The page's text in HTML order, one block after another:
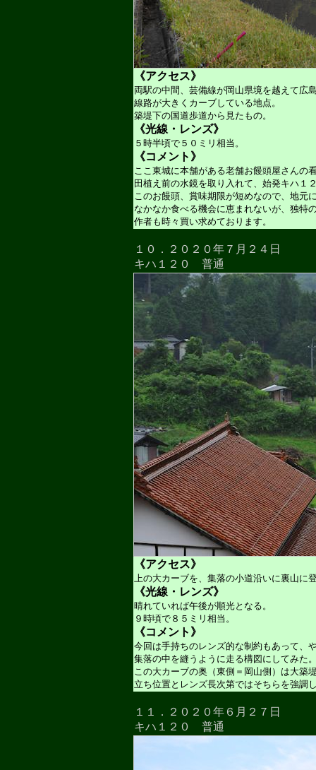
《アクセス》
両駅の中間、芸備線が岡山県境を越えて広
線路が大きくカーブしている地点。
築堤下の国道歩道から見たもの。
《光線・レンズ》
５時半頃で５０ミリ相当。
《コメント》
ここ東城に本舗がある老舗お饅頭屋さんの
田植え前の水鏡を取り入れて、始発キハ１
このお饅頭、賞味期限が短めなので、地元
なかなか食べる機会に恵まれないが、独特
作者も時々買い求めております。
１０．２０２０年７月２４日
キハ１２０ 普通
《アクセス》
上の大カーブを、集落の小道沿いに裏山に
《光線・レンズ》
晴れていれば午後が順光となる。
９時頃で８５ミリ相当。
《コメント》
今回は手持ちのレンズ的な制約もあって、
集落の中を縫うように走る構図にしてみた
この大カーブの奥（東側＝岡山側）は大築
立ち位置とレンズ長次第ではそちらを強調
１１．２０２０年６月２７日
キハ１２０ 普通